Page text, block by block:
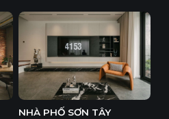
NHÀ PHỐ SƠN TÂY